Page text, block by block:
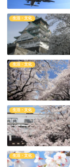
生活・文化
生活・文化
生活・文化
生活・文化